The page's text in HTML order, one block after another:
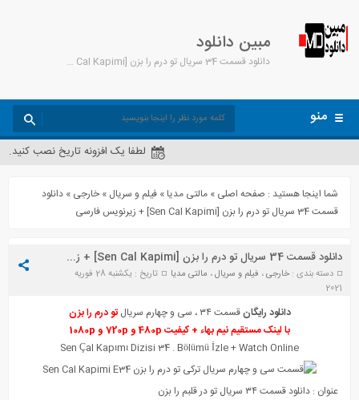
مبین دانلود
دانلود قسمت 34 سریال تو درم را بزن [Sen Cal Kapimi] + زیرنویس فارسی - مبین دانلود
منو
لطفا یک افزونه تاریخ نصب کنید.
شما اینجا هستید : صفحه اصلی »مالتی مدیا »فیلم و سریال »خارجی »دانلود
قسمت 34 سریال تو درم را بزن [Sen Cal Kapimi] + زیرنویس فارسی
دانلود قسمت 34 سریال تو درم را بزن [Sen Cal Kapimi] + زیرنویس فارسی
دسته بندی :خارجی، فیلم و سریال، مالتی مدیا
تاریخ : یکشنبه 28 فوریه
2021
دانلود رایگانقسمت ۳۴ ، سی و چهارم سریال
تو درم را بزن
با لینک مستقیم نیم بهاء + کیفیت 480p و 720p و 1080p
Sen Çal Kapımı Dizisi 34 . Bölümü İzle + Watch Online
عنوان : دانلود قسمت ٣٤ سریال تو در قلبم را بزن